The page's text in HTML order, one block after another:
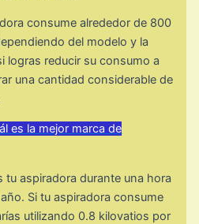
consume alrededor de 800
del modelo y la
logras reducir su consumo a
una cantidad considerable de
es la mejor marca de
tu aspiradora durante una hora
Si tu aspiradora consume
utilizando 0.8 kilovatios por